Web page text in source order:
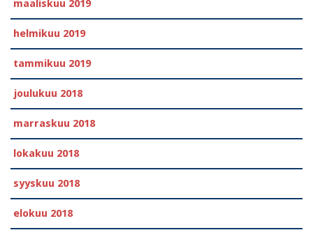
maaliskuu 2019
helmikuu 2019
tammikuu 2019
joulukuu 2018
marraskuu 2018
lokakuu 2018
syyskuu 2018
elokuu 2018